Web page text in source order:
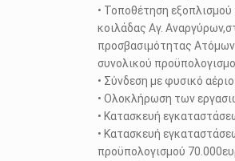
• Τοποθέτηση
κοιλάδας Αγ.
προσβασιμότητας Ατόμων
συνολικού
• Σύνδεση με φυσικό
• Ολοκλήρωση των
• Κατασκευή
• Κατασκευή
προϋπολογισμού